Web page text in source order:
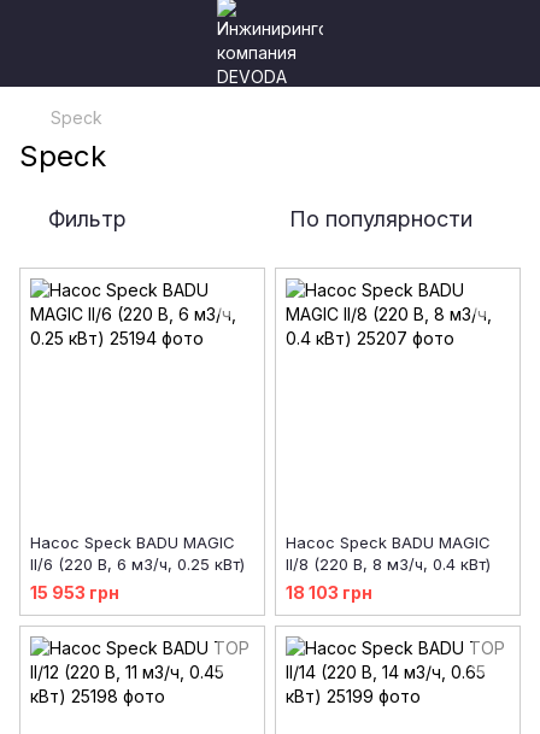
Speck
Speck
Фильтр По популярности
Насос Speck BADU MAGIC
ІІ/6 (220 В, 6 м3/ч, 0.25 кВт)
15 953 грн
Насос Speck BADU MAGIC
ІІ/8 (220 В, 8 м3/ч, 0.4 кВт)
18 103 грн